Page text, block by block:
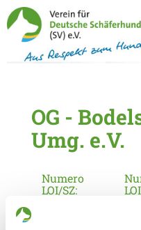
OG -
Umg. e.V.
Numero
LOI/SZ: